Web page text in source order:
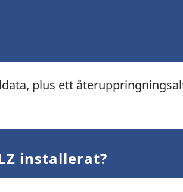
plus ett
installerat?